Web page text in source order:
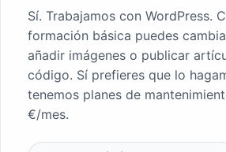
Sí. Trabajamos con WordPress.
formación básica puedes
añadir imágenes o publicar
código. Sí prefieres que lo
tenemos planes de
€/mes.